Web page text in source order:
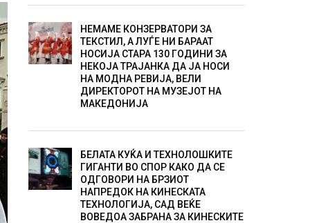
НЕМАМЕ КОНЗЕРВАТОРИ ЗА
ТЕКСТИЛ, А ЛУЃЕ НИ БАРААТ
НОСИЈА СТАРА 130 ГОДИНИ ЗА
НЕКОЈА ТРАЈАНКА ДА ЈА НОСИ
НА МОДНА РЕВИЈА, ВЕЛИ
ДИРЕКТОРОТ НА МУЗЕЈОТ НА
МАКЕДОНИЈА
БЕЛАТА КУЌА И ТЕХНОЛОШКИТЕ
ГИГАНТИ ВО СПОР КАКО ДА СЕ
ОДГОВОРИ НА БРЗИОТ
НАПРЕДОК НА КИНЕСКАТА
ТЕХНОЛОГИЈА, САД ВЕЌЕ
ВОВЕДОА ЗАБРАНА ЗА КИНЕСКИТЕ